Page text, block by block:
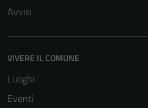
Avvisi
VIVERE IL COMUNE
Luoghi
Eventi